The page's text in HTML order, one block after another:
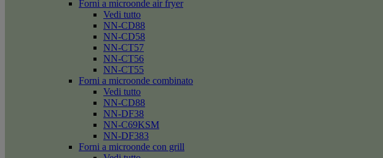
Forni a microonde air fryer
Vedi tutto
NN-CD88
NN-CD58
NN-CT57
NN-CT56
NN-CT55
Forni a microonde combinato
Vedi tutto
NN-CD88
NN-DF38
NN-C69KSM
NN-DF383
Forni a microonde con grill